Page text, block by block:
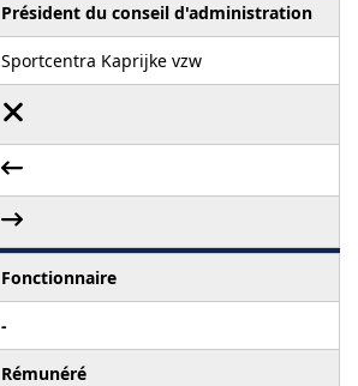
Président du conseil d'administration
Sportcentra Kaprijke vzw
Fonctionnaire
-
Rémunéré